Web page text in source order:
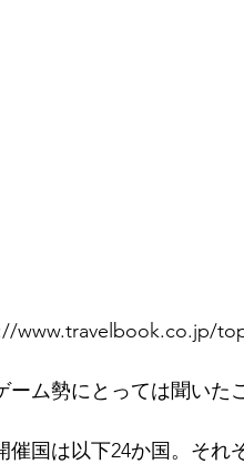
www.travelbook.co.jp/
ーム勢にとっては聞いた
催国は以下24か国。それ